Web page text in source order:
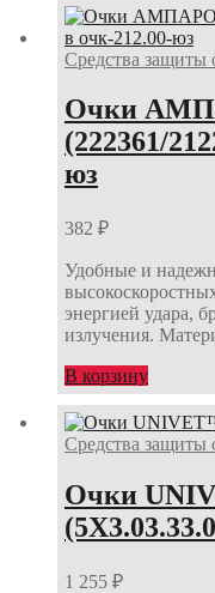
Средства защиты
Очки
(222361/
юз
382 ₽
Удобные и
энергией удара,
излучения.
В корзину
Средства защиты
Очки
1 255 ₽